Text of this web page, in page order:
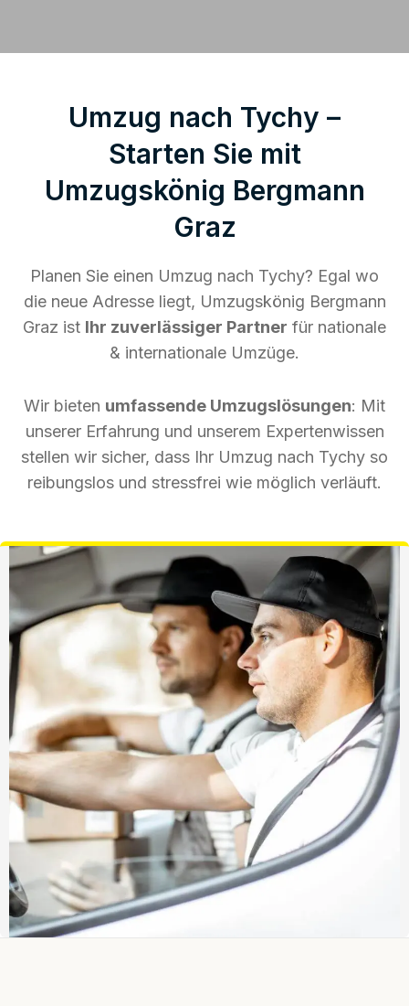
Umzug nach Tychy –
Starten Sie mit
Umzugskönig Bergmann
Graz
Planen Sie einen Umzug nach Tychy? Egal wo
die neue Adresse liegt, Umzugskönig Bergmann
Graz ist Ihr zuverlässiger Partner für nationale
& internationale Umzüge.
Wir bieten umfassende Umzugslösungen: Mit
unserer Erfahrung und unserem Expertenwissen
stellen wir sicher, dass Ihr Umzug nach Tychy so
reibungslos und stressfrei wie möglich verläuft.